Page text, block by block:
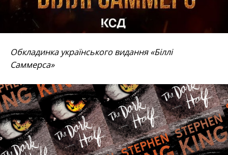
Обкладинка українського видання «Біллі
Саммерса»